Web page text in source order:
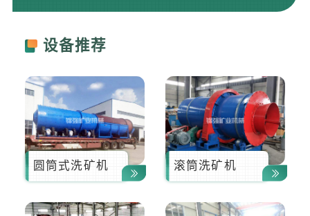
设备推荐
圆筒式洗矿机 滚筒洗矿机